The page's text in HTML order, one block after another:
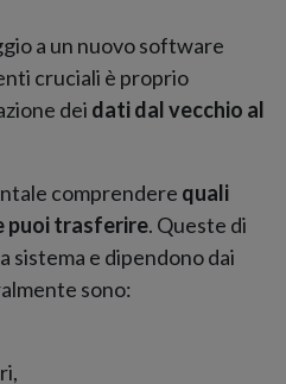
a un nuovo software
cruciali è proprio
dei dati dal vecchio al
comprendere quali
puoi trasferire. Queste di
sistema e dipendono dai
sono: